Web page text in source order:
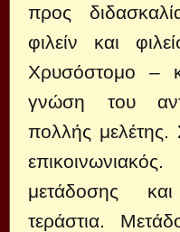
προς
φιλείν και
Χρυσόστομο –
γνώση του
πολλής μελέτης.
μετάδοσης και
τεράστια.